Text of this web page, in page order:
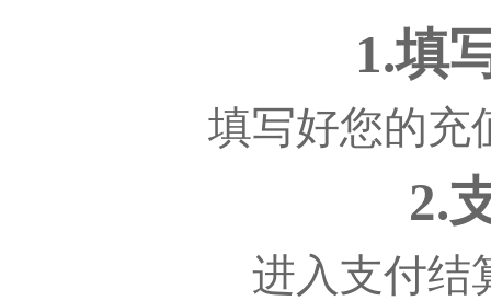
1.填
填写好您的充
2.
进入支付结